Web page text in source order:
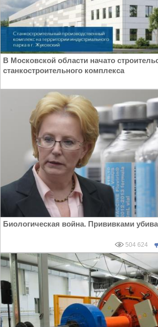
В Московской области начато
станкостроительного комплекса
Биологическая война. Прививками
504 624